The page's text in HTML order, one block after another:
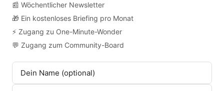
Für Arbeitgeber
Job einreichen
Jobs & Events
verwalten
Die Übergabe
Podcasts abonnieren
Kontakt
📰 Wöchentlicher Newsletter
🎁 Ein kostenloses Briefing pro Monat
⚡ Zugang zu One-Minute-Wonder
💬 Zugang zum Community-Board